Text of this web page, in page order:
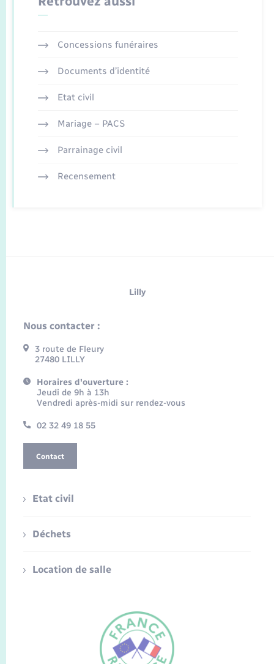
Concessions funéraires
Documents d’identité
Etat civil
Mariage – PACS
Parrainage civil
Recensement
Lilly
Nous contacter :
3 route de Fleury
27480 LILLY
Horaires d'ouverture :
Jeudi de 9h à 13h
Vendredi après-midi sur rendez-vous
02 32 49 18 55
Contact
Etat civil
Déchets
Location de salle